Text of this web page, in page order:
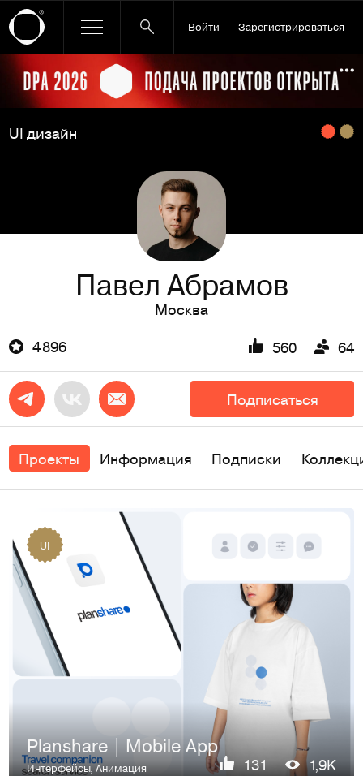
Войти Зарегистрироваться
Ссылка баннера
UI дизайн
Павел Абрамов
Москва
4 896
560 64
Подписаться
Проекты Информация Подписки
UI
Planshare | Mobile App
Интерфейсы,Анимация 131 1,9K